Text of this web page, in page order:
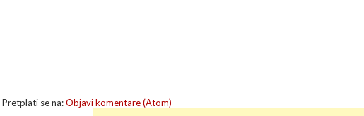
Pretplati se na:Objavi komentare (Atom)